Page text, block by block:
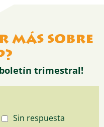
más sobre
boletín trimestral!
Sin respuesta